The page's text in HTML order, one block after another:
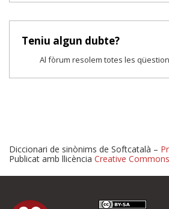
Teniu algun dubte?
Al fòrum resolem totes les
Proposeu-nos
Diccionari de sinònims de Softcatalà –
Publicat amb llicència Creative